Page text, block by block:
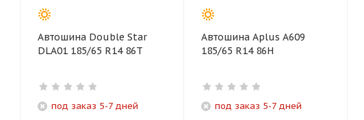
Автошина Double Star
DLA01 185/65 R14 86T
под заказ 5-7 дней
Автошина Aplus A609
185/65 R14 86H
под заказ 5-7 дней